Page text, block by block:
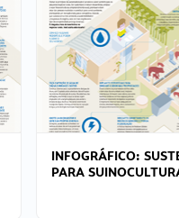
INFOGRÁFICO:
PARA